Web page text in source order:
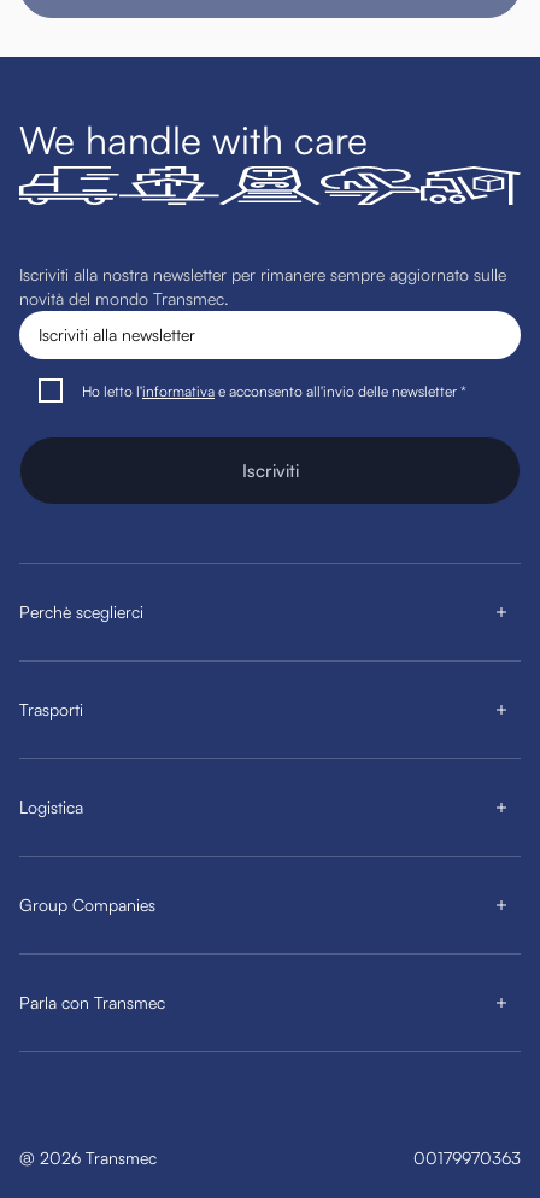
We handle with care
Iscriviti alla nostra newsletter per rimanere sempre aggiornato sulle
novità del mondo Transmec.
Ho letto l'informativa e acconsento all'invio delle newsletter *
Iscriviti
Perchè sceglierci
Trasporti
Logistica
Group Companies
Parla con Transmec
@ 2026 Transmec 00179970363